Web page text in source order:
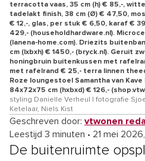
terracotta vaas, 35 cm (h) € 85,-,
tadelakt finish, 38 cm (Ø) € 47,50,
€ 12,-, glas, per stuk € 6,50, karaf €
429,- (householdhardware.nl).
(lanena-home.com). Driezits
cm (lxbxh) € 1450,- (bryck.nl). Geruit
honingbruin buitenkussen met
met rafelrand € 25,- terra linnen
Roze loungestoel Samantha van
84x72x75 cm (hxbxd) € 126,-
styling Danielle Verheul | fotografie
Ketelaar, Niels Kist
Geschreven door: vtwonen
Leestijd 3 minuten • 21 mei
De buitenruimte